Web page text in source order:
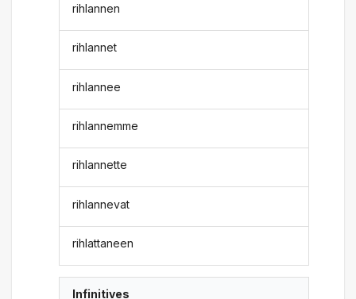
rihlannen
rihlannet
rihlannee
rihlannemme
rihlannette
rihlannevat
rihlattaneen
Infinitives